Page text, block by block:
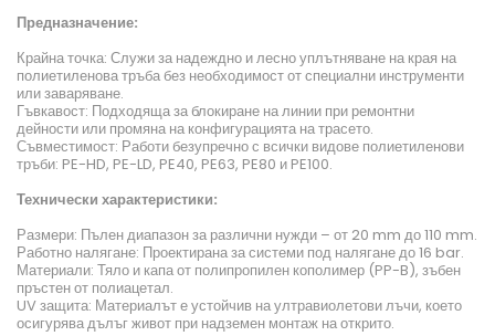
Предназначение:
Крайна точка: Служи за надеждно и лесно уплътняване на края на
полиетиленова тръба без необходимост от специални инструменти
или заваряване.
Гъвкавост: Подходяща за блокиране на линии при ремонтни
дейности или промяна на конфигурацията на трасето.
Съвместимост: Работи безупречно с всички видове полиетиленови
тръби: PE-HD, PE-LD, PE40, PE63, PE80 и PE100.
Технически характеристики:
Размери: Пълен диапазон за различни нужди – от 20 mm до 110 mm.
Работно налягане: Проектирана за системи под налягане до 16 bar.
Материали: Тяло и капа от полипропилен кополимер (PP-B), зъбен
пръстен от полиацетал.
UV защита: Материалът е устойчив на ултравиолетови лъчи, което
осигурява дълъг живот при надземен монтаж на открито.